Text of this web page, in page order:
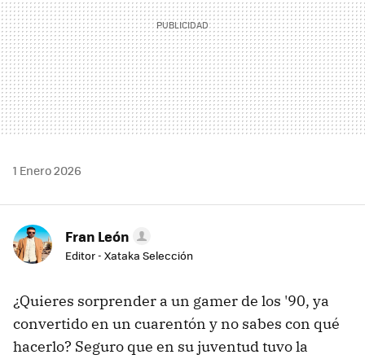
1 Enero 2026
Fran León
Editor - Xataka Selección
¿Quieres sorprender a un gamer de los '90, ya
convertido en un cuarentón y no sabes con qué
hacerlo? Seguro que en su juventud tuvo la